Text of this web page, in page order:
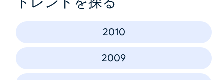
2010
2009